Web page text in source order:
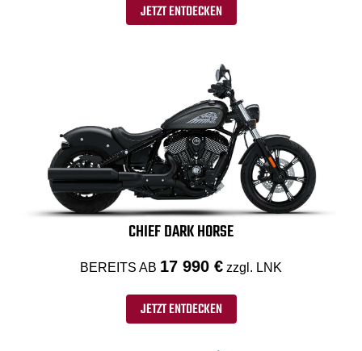
JETZT ENTDECKEN
CHIEF DARK HORSE
BEREITS AB 17 990 € zzgl. LNK
JETZT ENTDECKEN